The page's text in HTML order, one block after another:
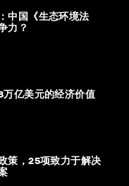
中国《生态环境法
力？
亿美元的经济价值
策，25项致力于解决